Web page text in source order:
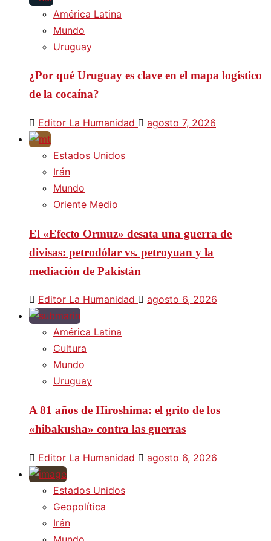
América Latina
Mundo
Uruguay
¿Por qué Uruguay es clave en el mapa logístico
de la cocaína?
Editor La Humanidad agosto 7, 2026
Estados Unidos
Irán
Mundo
Oriente Medio
El «Efecto Ormuz» desata una guerra de
divisas: petrodólar vs. petroyuan y la
mediación de Pakistán
Editor La Humanidad agosto 6, 2026
América Latina
Cultura
Mundo
Uruguay
A 81 años de Hiroshima: el grito de los
«hibakusha» contra las guerras
Editor La Humanidad agosto 6, 2026
Estados Unidos
Geopolítica
Irán